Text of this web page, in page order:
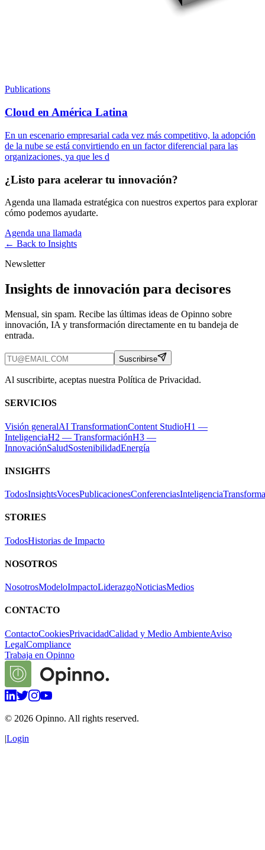
Publications
Cloud en América Latina
En un escenario empresarial cada vez más competitivo, la adopción
de la nube se está convirtiendo en un factor diferencial para las
organizaciones, ya que les d
¿Listo para acelerar tu innovación?
Agenda una llamada estratégica con nuestros expertos para explorar
cómo podemos ayudarte.
Agenda una llamada
← Back to Insights
Newsletter
Insights de innovación para decisores
Mensual, sin spam. Recibe las últimas ideas de Opinno sobre
innovación, IA y transformación directamente en tu bandeja de
entrada.
Suscribirse
Al suscribirte, aceptas nuestra Política de Privacidad.
SERVICIOS
Visión generalAI TransformationContent StudioH1 —
InteligenciaH2 — TransformaciónH3 —
InnovaciónSaludSostenibilidadEnergía
INSIGHTS
TodosInsightsVocesPublicacionesConferenciasInteligencia
STORIES
TodosHistorias de Impacto
NOSOTROS
NosotrosModeloImpactoLiderazgoNoticiasMedios
CONTACTO
ContactoCookiesPrivacidadCalidad y Medio AmbienteAviso
LegalCompliance
Trabaja en Opinno
© 2026 Opinno. All rights reserved.
|Login